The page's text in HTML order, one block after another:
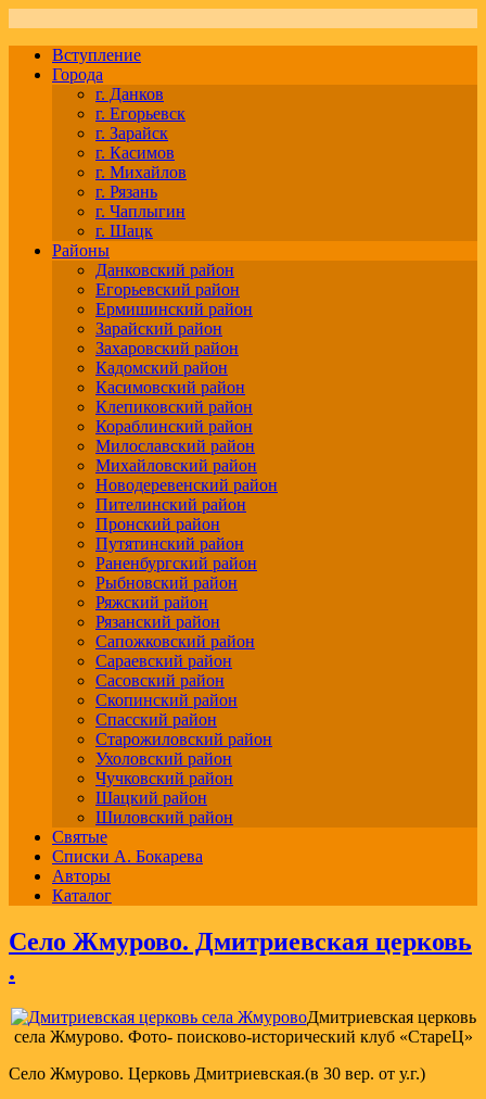
Вступление
Города
г. Данков
г. Егорьевск
г. Зарайск
г. Касимов
г. Михайлов
г. Рязань
г. Чаплыгин
г. Шацк
Районы
Данковский район
Егорьевский район
Ермишинский район
Зарайский район
Захаровский район
Кадомский район
Касимовский район
Клепиковский район
Кораблинский район
Милославский район
Михайловский район
Новодеревенский район
Пителинский район
Пронский район
Путятинский район
Раненбургский район
Рыбновский район
Ряжский район
Рязанский район
Сапожковский район
Сараевский район
Сасовский район
Скопинский район
Спасский район
Старожиловский район
Ухоловский район
Чучковский район
Шацкий район
Шиловский район
Святые
Списки А. Бокарева
Авторы
Каталог
Село Жмурово. Дмитриевская церковь
.
Дмитриевская церковь
села Жмурово. Фото- поисково-исторический клуб «СтареЦ»
Село Жмурово. Церковь Дмитриевская.(в 30 вер. от у.г.)